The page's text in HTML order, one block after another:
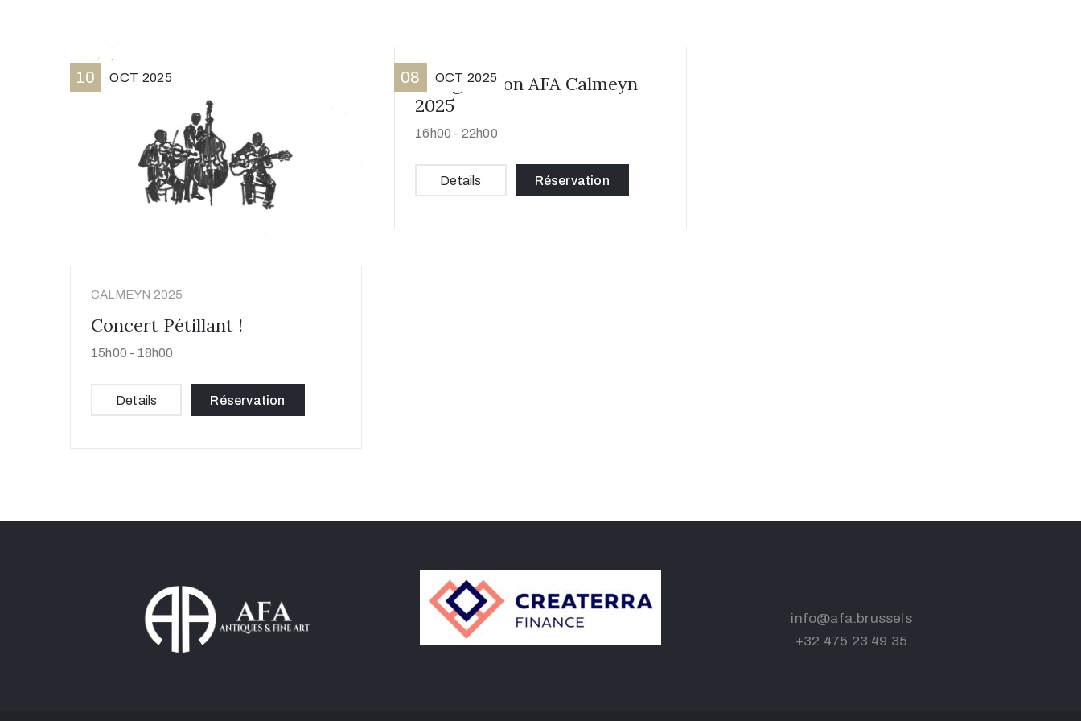
10 OCT 2025
CALMEYN 2025
Concert Pétillant !
15h00 - 18h00
Details Réservation
08 OCT 2025
Inauguration AFA Calmeyn
2025
16h00 - 22h00
Details Réservation
info@afa.brussels
+32 475 23 49 35